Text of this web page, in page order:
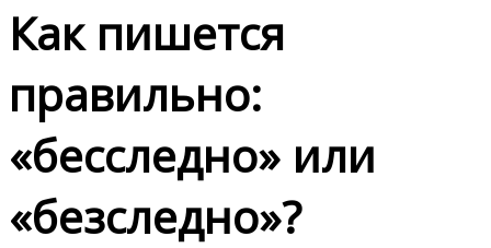
Как пишется
правильно:
«бесследно» или
«безследно»?